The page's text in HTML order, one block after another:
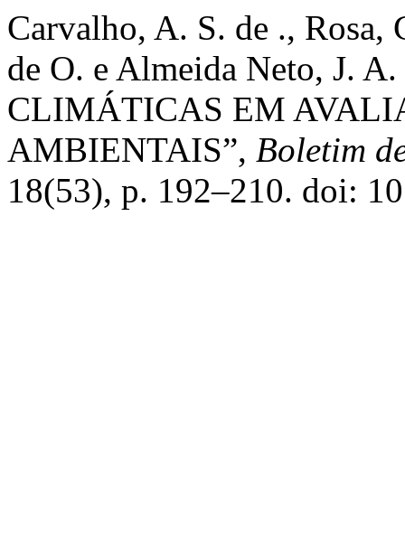
Carvalho, A. S. de .,
de O. e Almeida Neto, J.
CLIMÁTICAS EM
AMBIENTAIS”, Boletim
18(53), p. 192–210. doi: